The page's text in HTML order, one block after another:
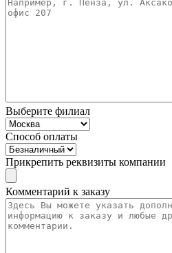
Выберите филиал
Способ оплаты
Прикрепить реквизиты компании
Комментарий к заказу